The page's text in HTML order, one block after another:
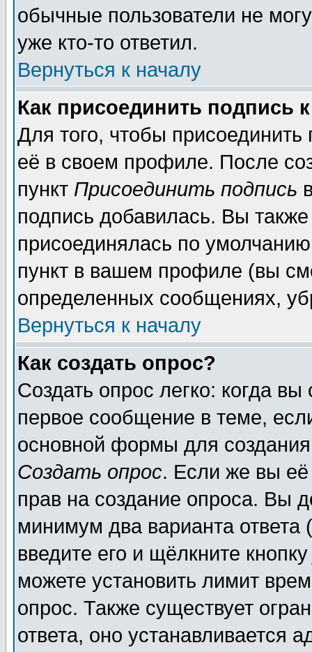
обычные пользователи не
уже кто-то ответил.
Вернуться к началу
Как присоединить подпись
Для того, чтобы
её в своем профиле. После
пункт Присоединить подпись
подпись добавилась. Вы
присоединялась по
пункт в вашем профиле (вы
определенных сообщениях,
Вернуться к началу
Как создать опрос?
Создать опрос легко: когда
первое сообщение в теме,
основной формы для
Создать опрос. Если же вы её
прав на создание опроса. Вы
минимум два варианта ответа
введите его и щёлкните
можете установить лимит
опрос. Также существует
ответа, оно устанавливается